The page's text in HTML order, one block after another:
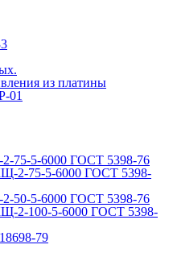
из платины
01
75-5-6000 ГОСТ 5398-76
2-75-5-6000 ГОСТ 5398-
50-5-6000 ГОСТ 5398-76
2-100-5-6000 ГОСТ 5398-
79